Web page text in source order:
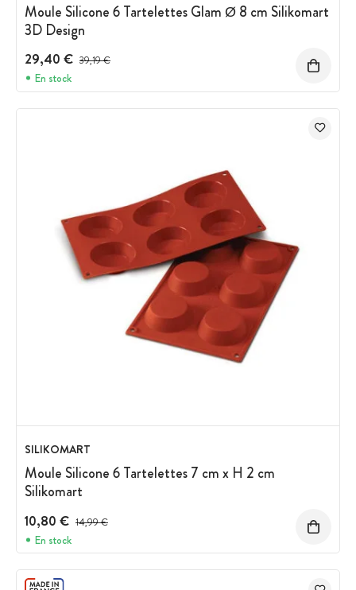
Moule Silicone 6 Tartelettes Glam Ø 8 cm Silikomart
3D Design
29,40 € Prix avant réduction :
39,19 €
En stock
SILIKOMART
Moule Silicone 6 Tartelettes 7 cm x H 2 cm
Silikomart
10,80 € Prix avant réduction :
14,99 €
En stock